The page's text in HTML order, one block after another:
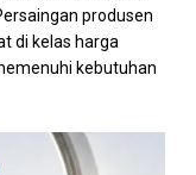
produsen
di kelas harga
kebutuhan